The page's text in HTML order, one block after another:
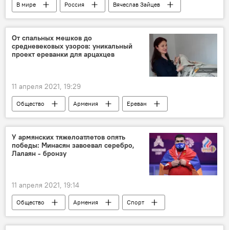
В мире Россия
Вячеслав Зайцев
болезнь
мода семья
От спальных мешков до
средневековых узоров: уникальный
проект ереванки для арцахцев
11 апреля 2021, 19:29
Общество Армения
Ереван
Арцах
проект Новости Армения
У армянских тяжелоатлетов опять
победы: Минасян завоевал серебро,
Лалаян - бронзу
11 апреля 2021, 19:14
Общество Армения
Спорт
Новости Армения
Минасян